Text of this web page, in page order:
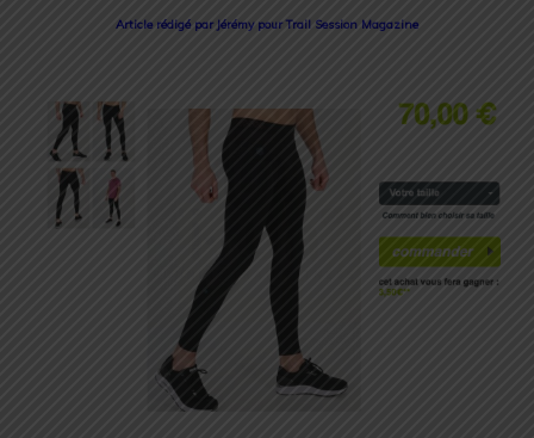
Article rédigé par Jérémy pour Trail Session Magazine